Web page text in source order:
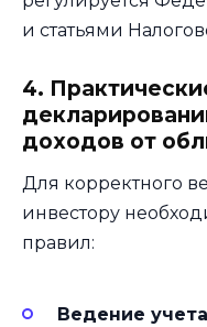
и статьями
4.
доходов от
Для корректного
инвестору
правил:
Ведение